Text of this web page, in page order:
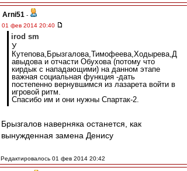
Arni51 -
01 фев 2014 20:40
irod sm
У
Кутепова,Брызгалова,Тимофеева,Ходырева,Д
авыдова и отчасти Обухова (потому что
кирдык с нападающими) на данном этапе
важная социальная функция -дать
постепенно вернувшимся из лазарета войти в
игровой ритм.
Спасибо им и они нужны Спартак-2.
Брызгалов наверняка останется, как
вынужденная замена Денису
Редактировалось 01 фев 2014 20:42